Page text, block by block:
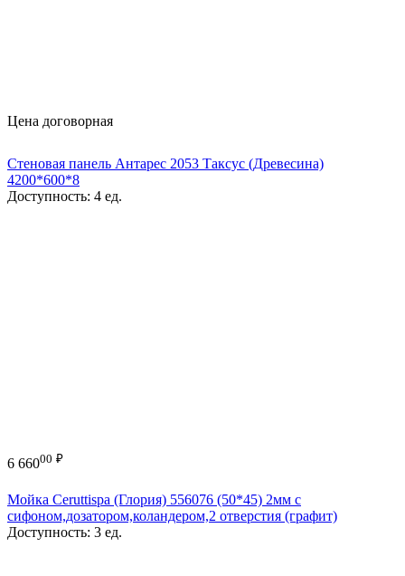
Цена договорная
Стеновая панель Антарес 2053 Таксус (Древесина)
4200*600*8
Доступность: 4 ед.
6 66000 ₽
Мойка Ceruttispa (Глория) 556076 (50*45) 2мм с
сифоном,дозатором,коландером,2 отверстия (графит)
Доступность: 3 ед.